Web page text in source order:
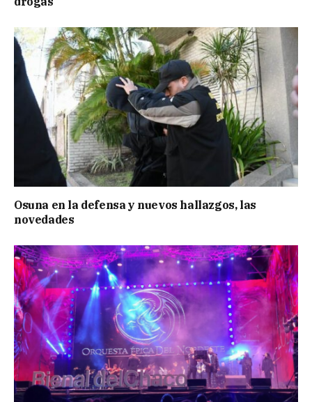
Osuna en la defensa y nuevos hallazgos, las
novedades